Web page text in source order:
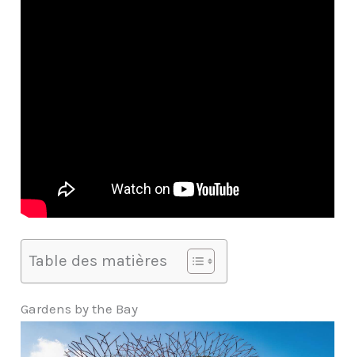
Table des matières
Gardens by the Bay